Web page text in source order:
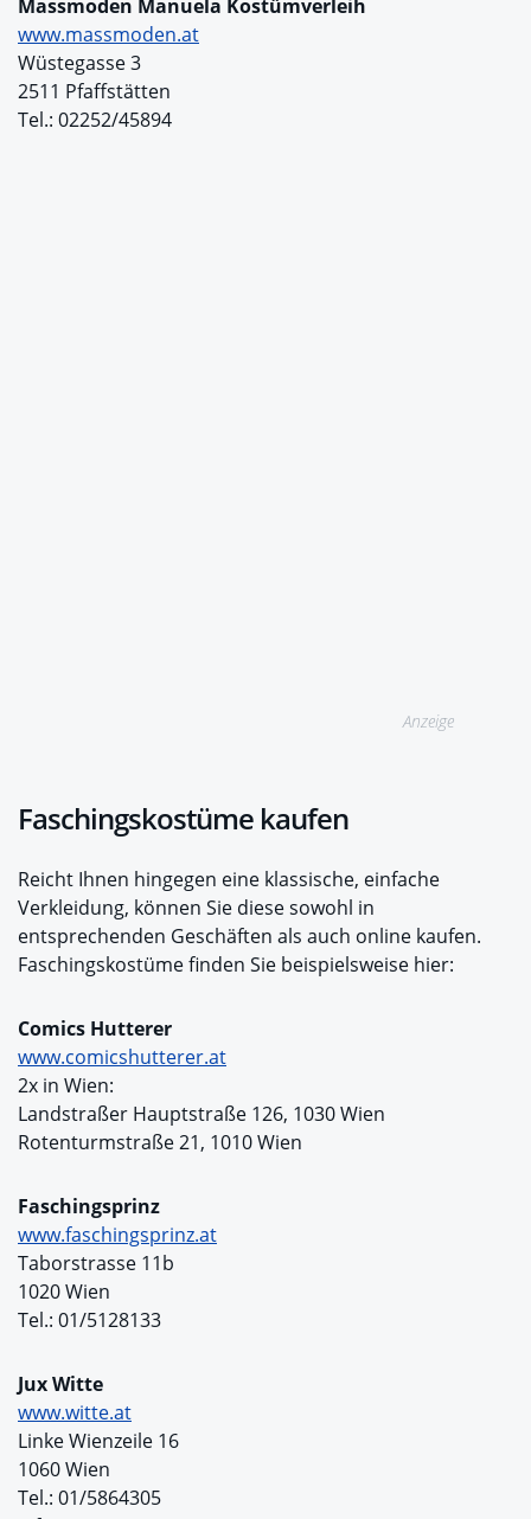
Massmoden Manuela Kostümverleih
www.massmoden.at
Wüstegasse 3
2511 Pfaffstätten
Tel.: 02252/45894
Anzeige
Faschingskostüme kaufen
Reicht Ihnen hingegen eine klassische, einfache
Verkleidung, können Sie diese sowohl in
entsprechenden Geschäften als auch online kaufen.
Faschingskostüme finden Sie beispielsweise hier:
Comics Hutterer
www.comicshutterer.at
2x in Wien:
Landstraßer Hauptstraße 126, 1030 Wien
Rotenturmstraße 21, 1010 Wien
Faschingsprinz
www.faschingsprinz.at
Taborstrasse 11b
1020 Wien
Tel.: 01/5128133
Jux Witte
www.witte.at
Linke Wienzeile 16
1060 Wien
Tel.: 01/5864305